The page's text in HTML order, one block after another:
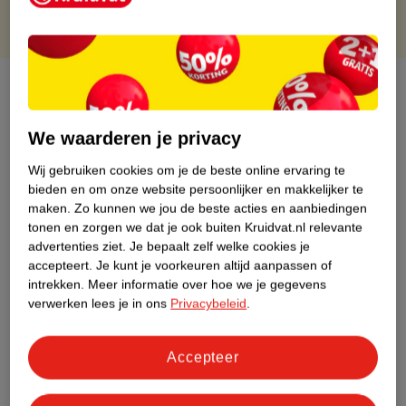
Over dit product
Productinformatie
Etiketinformatie
Nature Impact Score
Dit product heeft (nog) geen Nature
Impact Score.
Meer informatie
Bestel & Bezorginformatie
We waarderen je privacy
Wij gebruiken cookies om je de beste online ervaring te
bieden en om onze website persoonlijker en makkelijker te
maken. Zo kunnen we jou de beste acties en aanbiedingen
tonen en zorgen we dat je ook buiten Kruidvat.nl relevante
advertenties ziet. Je bepaalt zelf welke cookies je
accepteert. Je kunt je voorkeuren altijd aanpassen of
intrekken. Meer informatie over hoe we je gegevens
verwerken lees je in ons Privacybeleid.
Accepteer